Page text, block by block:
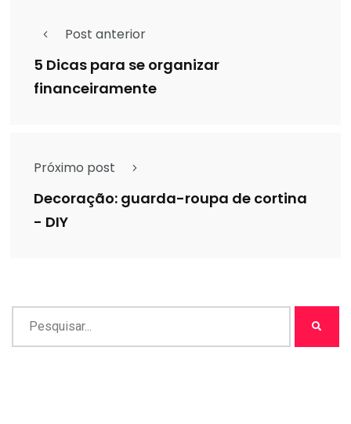
Post anterior
5 Dicas para se organizar
financeiramente
Próximo post
Decoração: guarda-roupa de cortina
- DIY